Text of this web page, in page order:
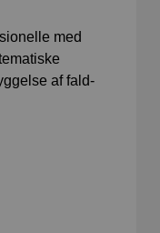
med
af fald-